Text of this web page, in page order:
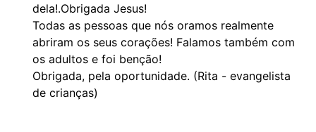
dela!.Obrigada Jesus!
Todas as pessoas que nós oramos realmente
abriram os seus corações! Falamos também com
os adultos e foi benção!
Obrigada, pela oportunidade. (Rita - evangelista
de crianças)